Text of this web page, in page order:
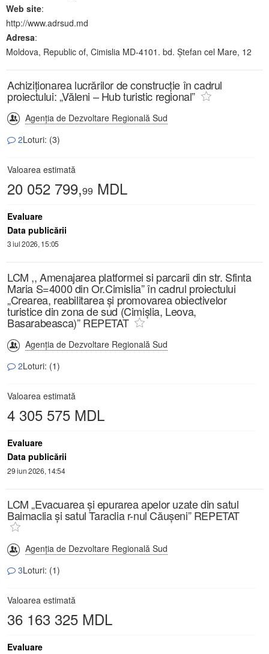
Web site:
http://www.adrsud.md
Adresa:
Moldova, Republic of, Cimislia MD-4101. bd. Ștefan cel Mare, 12
Achiziționarea lucrărilor de construcție în cadrul
proiectului: „Văleni – Hub turistic regional”
Agenția de Dezvoltare Regională Sud
2Loturi: (3)
Valoarea estimată
20 052 799,99 MDL
Evaluare
Data publicării
3 iul 2026, 15:05
LCM ,, Amenajarea platformei si parcarii din str. Sfinta
Maria S=4000 din Or.Cimislia” în cadrul proiectului
„Crearea, reabilitarea și promovarea obiectivelor
turistice din zona de sud (Cimișlia, Leova,
Basarabeasca)” REPETAT
Agenția de Dezvoltare Regională Sud
2Loturi: (1)
Valoarea estimată
4 305 575 MDL
Evaluare
Data publicării
29 iun 2026, 14:54
LCM „Evacuarea și epurarea apelor uzate din satul
Baimaclia și satul Taraclia r-nul Căușeni” REPETAT
Agenția de Dezvoltare Regională Sud
3Loturi: (1)
Valoarea estimată
36 163 325 MDL
Evaluare